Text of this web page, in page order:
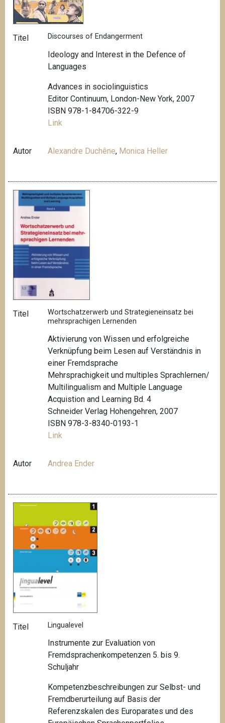
Titel Discourses of Endangerment
Ideology and Interest in the Defence of
Languages
Advances in sociolinguistics
Editor Continuum, London-New York, 2007
ISBN 978-1-84706-322-9
Link
Autor Alexandre Duchêne, Monica Heller
Titel
Wortschatzerwerb und Strategieneinsatz bei
mehrsprachigen Lernenden
Aktivierung von Wissen und erfolgreiche
Verknüpfung beim Lesen auf Verständnis in
einer Fremdsprache
Mehrsprachigkeit und multiples Sprachlernen/
Multilingualism and Multiple Language
Acquistion and Learning Bd. 4
Schneider Verlag Hohengehren, 2007
ISBN 978-3-8340-0193-1
Link
Autor Andrea Ender
Titel Lingualevel
Instrumente zur Evaluation von
Fremdsprachenkompetenzen 5. bis 9.
Schuljahr
Kompetenzbeschreibungen zur Selbst- und
Fremdberurteilung auf Basis der
Referenzskalen des Europarates und des